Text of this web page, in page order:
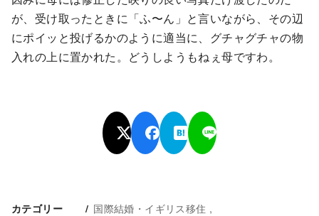
が、受け取ったときに「ふ〜ん」と言いながら、その辺
にポイッと投げるかのように適当に、グチャグチャの物
入れの上に置かれた。どうしようもねぇ母ですわ。
カテゴリー
国際結婚・イギリス移住